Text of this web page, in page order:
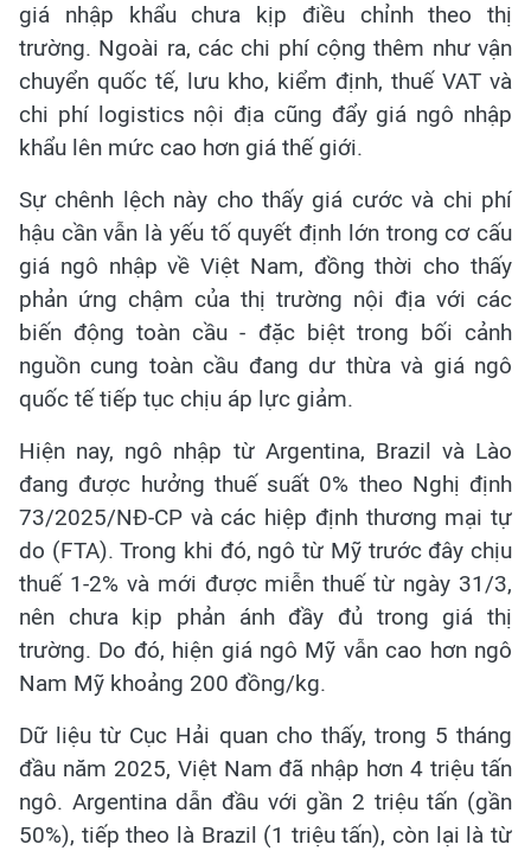
giá nhập khẩu chưa kịp điều chỉnh theo thị
trường. Ngoài ra, các chi phí cộng thêm như vận
chuyển quốc tế, lưu kho, kiểm định, thuế VAT và
chi phí logistics nội địa cũng đẩy giá ngô nhập
khẩu lên mức cao hơn giá thế giới.
Sự chênh lệch này cho thấy giá cước và chi phí
hậu cần vẫn là yếu tố quyết định lớn trong cơ cấu
giá ngô nhập về Việt Nam, đồng thời cho thấy
phản ứng chậm của thị trường nội địa với các
biến động toàn cầu - đặc biệt trong bối cảnh
nguồn cung toàn cầu đang dư thừa và giá ngô
quốc tế tiếp tục chịu áp lực giảm.
Hiện nay, ngô nhập từ Argentina, Brazil và Lào
đang được hưởng thuế suất 0% theo Nghị định
73/2025/NĐ-CP và các hiệp định thương mại tự
do (FTA). Trong khi đó, ngô từ Mỹ trước đây chịu
thuế 1-2% và mới được miễn thuế từ ngày 31/3,
nên chưa kịp phản ánh đầy đủ trong giá thị
trường. Do đó, hiện giá ngô Mỹ vẫn cao hơn ngô
Nam Mỹ khoảng 200 đồng/kg.
Dữ liệu từ Cục Hải quan cho thấy, trong 5 tháng
đầu năm 2025, Việt Nam đã nhập hơn 4 triệu tấn
ngô. Argentina dẫn đầu với gần 2 triệu tấn (gần
50%), tiếp theo là Brazil (1 triệu tấn), còn lại là từ